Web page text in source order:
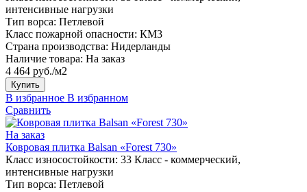
интенсивные нагрузки
Тип ворса: Петлевой
Класс пожарной опасности: КМ3
Страна производства: Нидерланды
Наличие товара: На заказ
4 464 руб./м2
Купить
В избранное В избранном
Сравнить
На заказ
Ковровая плитка Balsan «Forest 730»
Класс износостойкости: 33 Класс - коммерческий,
интенсивные нагрузки
Тип ворса: Петлевой